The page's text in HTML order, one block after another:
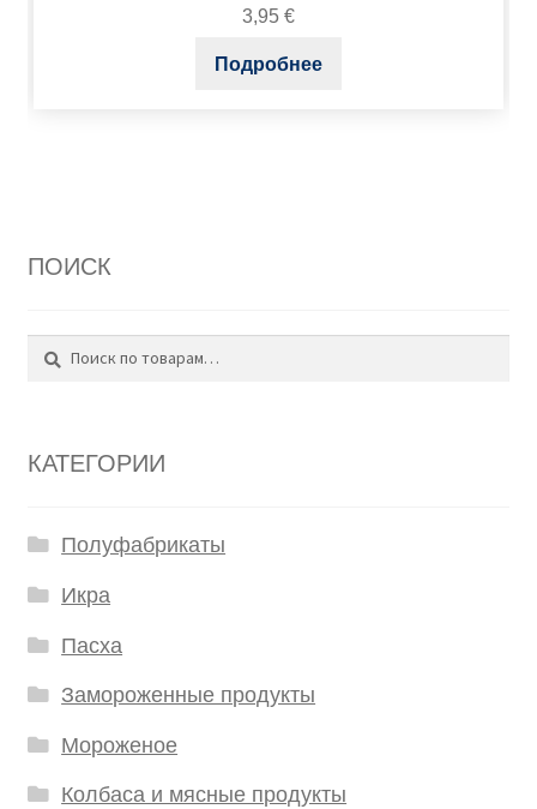
3,95 €
Подробнее
ПОИСК
Поиск
КАТЕГОРИИ
Полуфабрикаты
Икра
Пасха
Замороженные продукты
Мороженое
Колбаса и мясные продукты